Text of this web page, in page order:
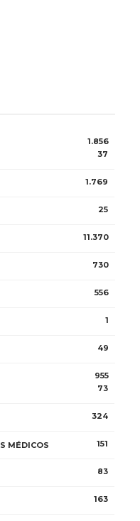
1.856
37
1.769
25
11.370
730
556
1
49
955
73
324
MÉDICOS 151
83
163